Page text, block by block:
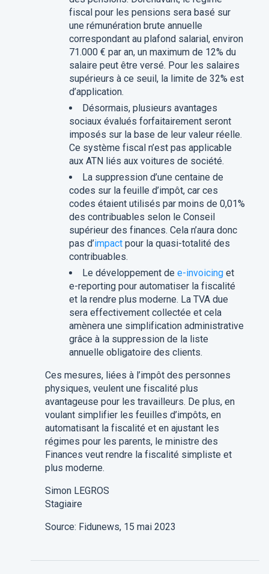
fiscal pour les pensions sera basé sur
une rémunération brute annuelle
correspondant au plafond salarial, environ
71.000 € par an, un maximum de 12% du
salaire peut être versé. Pour les salaires
supérieurs à ce seuil, la limite de 32% est
d’application.
Désormais, plusieurs avantages
sociaux évalués forfaitairement seront
imposés sur la base de leur valeur réelle.
Ce système fiscal n’est pas applicable
aux ATN liés aux voitures de société.
La suppression d’une centaine de
codes sur la feuille d’impôt, car ces
codes étaient utilisés par moins de 0,01%
des contribuables selon le Conseil
supérieur des finances. Cela n’aura donc
pas d’impactpour la quasi-totalité des
contribuables.
Le développement de e-invoicinget
e-reporting pour automatiser la fiscalité
et la rendre plus moderne. La TVA due
sera effectivement collectée et cela
amènera une simplification administrative
grâce à la suppression de la liste
annuelle obligatoire des clients.
Ces mesures, liées à l’impôt des personnes
physiques, veulent une fiscalité plus
avantageuse pour les travailleurs. De plus, en
voulant simplifier les feuilles d’impôts, en
automatisant la fiscalité et en ajustant les
régimes pour les parents, le ministre des
Finances veut rendre la fiscalité simpliste et
plus moderne.
Simon LEGROS
Stagiaire
Source: Fidunews, 15 mai 2023